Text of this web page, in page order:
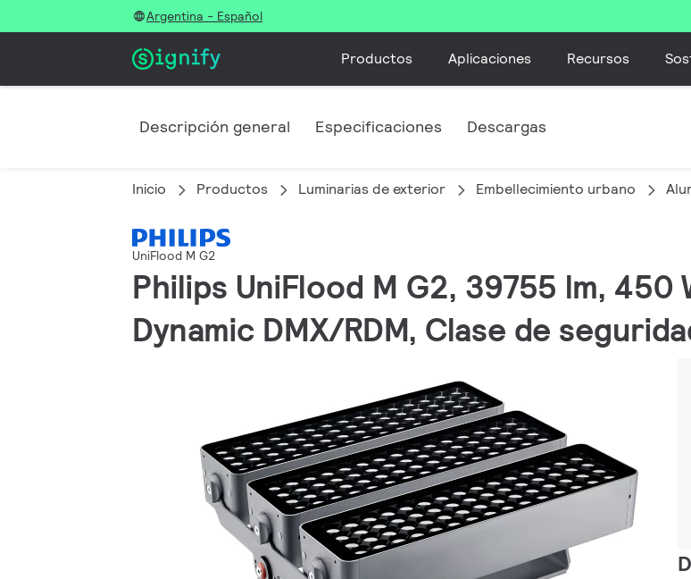
Argentina - Español
Productos Aplicaciones Recursos
Descripción general Especificaciones Descargas
Inicio Productos Luminarias de exterior Embellecimiento urbano
UniFlood M G2
Philips UniFlood M G2, 39755 lm,
Dynamic DMX/RDM, Clase de